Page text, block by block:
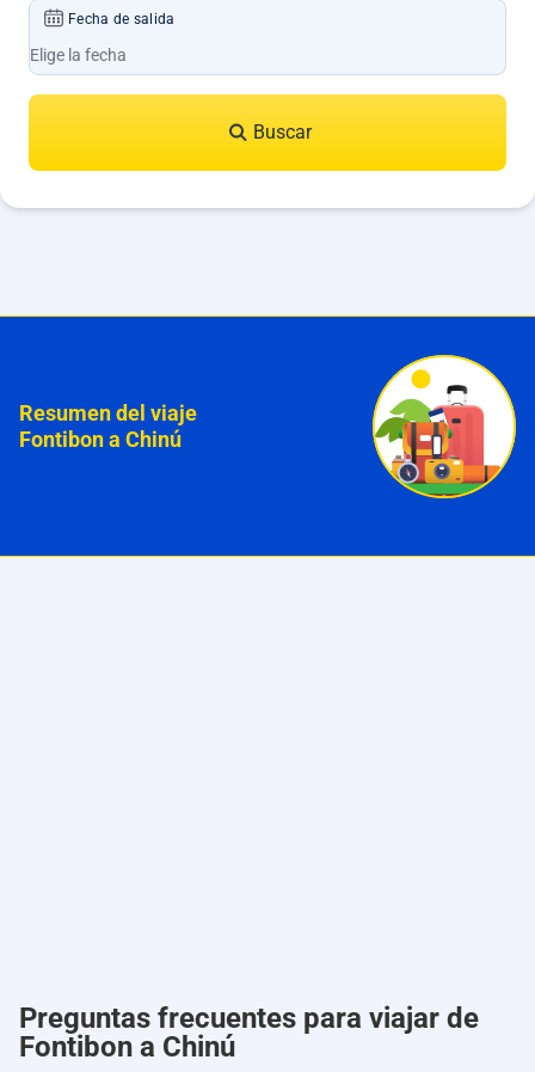
Fecha de salida
Buscar
Resumen del viaje
Fontibon a Chinú
Preguntas frecuentes para viajar de
Fontibon a Chinú